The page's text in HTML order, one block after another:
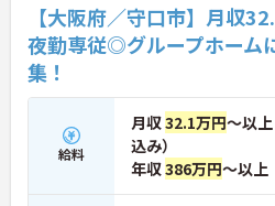
【大阪府／守口市】月収
夜勤専従◎グループホーム
集！
給料
月収32.1万円～以
込み）
年収386万円～以上